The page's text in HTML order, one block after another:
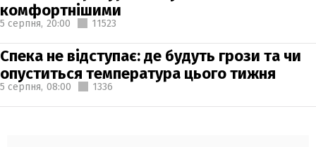
комфортнішими
5 серпня, 20:00 11523
Спека не відступає: де будуть грози та чи
опуститься температура цього тижня
5 серпня, 08:00 1336